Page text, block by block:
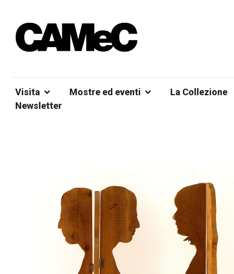
Visita Mostre ed eventi La Collezione
Newsletter